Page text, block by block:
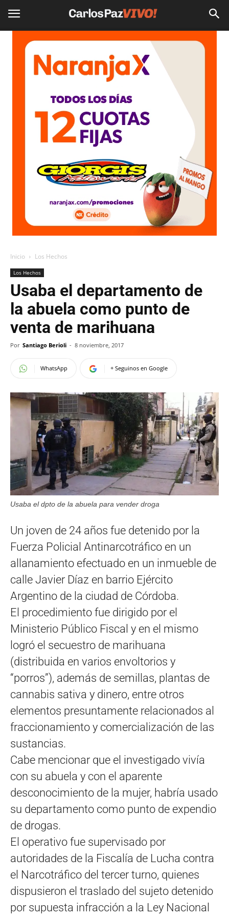
Inicio Los Hechos
Los Hechos
Usaba el departamento de
la abuela como punto de
venta de marihuana
Por Santiago Berioli - 8 noviembre, 2017
WhatsApp + Seguinos en Google
Usaba el dpto de la abuela para vender droga
Un joven de 24 años fue detenido por la
Fuerza Policial Antinarcotráfico en un
allanamiento efectuado en un inmueble de
calle Javier Díaz en barrio Ejército
Argentino de la ciudad de Córdoba.
El procedimiento fue dirigido por el
Ministerio Público Fiscal y en el mismo
logró el secuestro de marihuana
(distribuida en varios envoltorios y
“porros”), además de semillas, plantas de
cannabis sativa y dinero, entre otros
elementos presuntamente relacionados al
fraccionamiento y comercialización de las
sustancias.
Cabe mencionar que el investigado vivía
con su abuela y con el aparente
desconocimiento de la mujer, habría usado
su departamento como punto de expendio
de drogas.
El operativo fue supervisado por
autoridades de la Fiscalía de Lucha contra
el Narcotráfico del tercer turno, quienes
dispusieron el traslado del sujeto detenido
por supuesta infracción a la Ley Nacional